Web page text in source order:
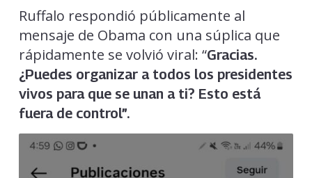
Ruffalo respondió públicamente al
mensaje de Obama con una súplica que
rápidamente se volvió viral: “Gracias.
¿Puedes organizar a todos los presidentes
vivos para que se unan a ti? Esto está
fuera de control”.